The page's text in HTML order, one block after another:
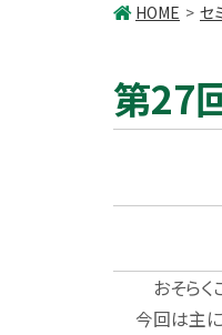
HOME セ
第27
おそらく
今回は主